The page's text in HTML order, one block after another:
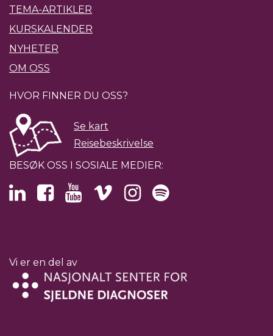
TEMA-ARTIKLER
KURSKALENDER
NYHETER
OM OSS
HVOR FINNER DU OSS?
Se kart
Reisebeskrivelse
BESØK OSS I SOSIALE MEDIER:
Vi er en del av